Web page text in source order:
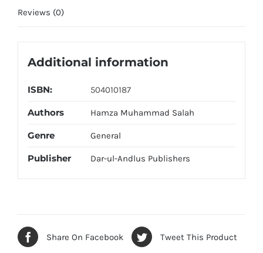
Reviews (0)
Additional information
ISBN: 504010187
Authors Hamza Muhammad Salah
Genre General
Publisher Dar-ul-Andlus Publishers
Share On Facebook Tweet This Product